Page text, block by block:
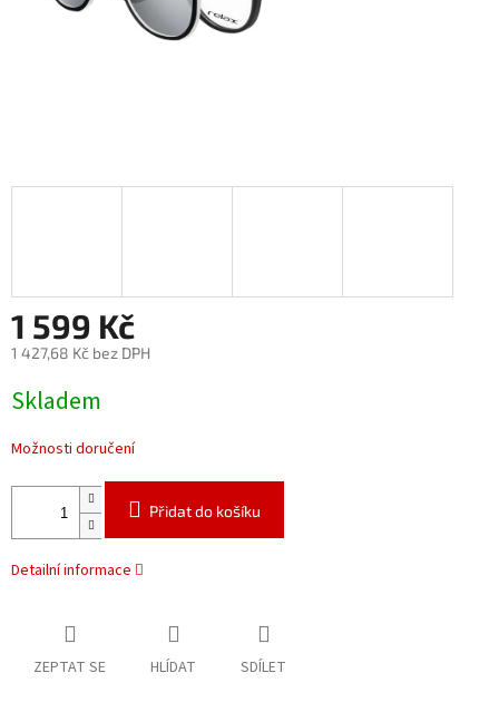
1 599 Kč
1 427,68 Kč bez DPH
cena:
Skladem
Možnosti doručení
Přidat do košíku
Detailní informace
ZEPTAT SE HLÍDAT SDÍLET